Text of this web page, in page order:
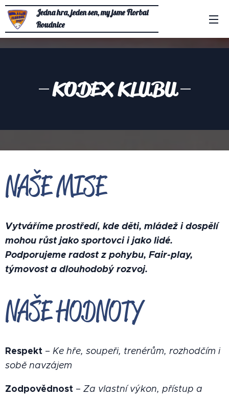
Jedna hra, jeden sen, my jsme Florbal
Roudnice
KODEX KLUBU
NAŠE MISE
Vytváříme prostředí, kde děti, mládež i dospělí
mohou růst jako sportovci i jako lidé.
Podporujeme radost z pohybu, Fair-play,
týmovost a dlouhodobý rozvoj.
NAŠE HODNOTY
Respekt – Ke hře, soupeři, trenérům, rozhodčím i
sobě navzájem
Zodpovědnost – Za vlastní výkon, přístup a